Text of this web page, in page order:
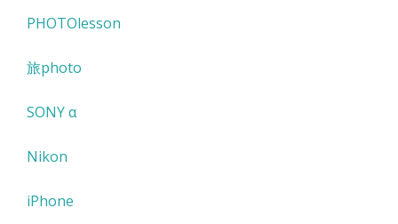
PHOTOlesson
旅photo
SONY α
Nikon
iPhone